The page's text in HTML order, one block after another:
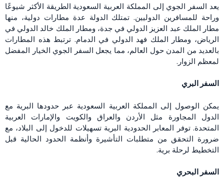
يعد السفر الجوي إلى المملكة العربية السعودية الطريقة الأكثر شيوعًا
وراحة للمسافرين الدوليين. تمتلك الدولة عدة مطارات دولية، منها
مطار الملك عبد العزيز الدولي في جدة، ومطار الملك خالد الدولي في
الرياض، ومطار الملك فهد الدولي في الدمام. ترتبط هذه المطارات
بالعديد من المدن حول العالم، مما يجعل السفر الجوي الخيار المفضل
لمعظم الزوار.
السفر البري
يمكن الوصول إلى المملكة العربية السعودية عبر حدودها البرية مع
الدول المجاورة مثل الأردن والعراق والكويت والإمارات العربية
المتحدة. توفر المعابر الحدودية البرية تسهيلات للدخول إلى البلاد، مع
ضرورة التحقق من متطلبات التأشيرة وأنظمة الحدود الحالية قبل
التخطيط لرحلة برية.
السفر البحري